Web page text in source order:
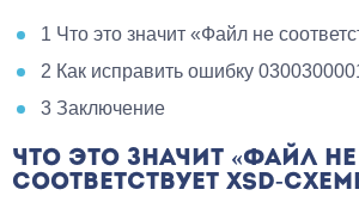
1 Что это значит «Файл не
2 Как исправить ошибку
3 Заключение
ЧТО ЭТО ЗНАЧИТ «ФАЙЛ НЕ
СООТВЕТСТВУЕТ XSD-